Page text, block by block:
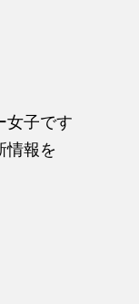
女子です
情報を